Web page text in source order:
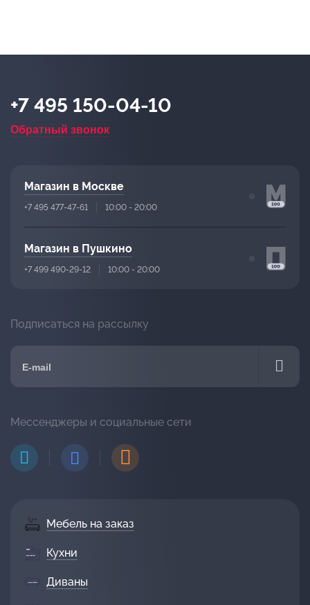
Мебель на заказ
Кухни
Диваны
+7 495 150-04-10
Обратный звонок
Магазин в Москве
+7 495 477-47-61 10:00 - 20:00
Магазин в Пушкино
+7 499 490-29-12 10:00 - 20:00
Подписаться на рассылку
Мессенджеры и социальные сети